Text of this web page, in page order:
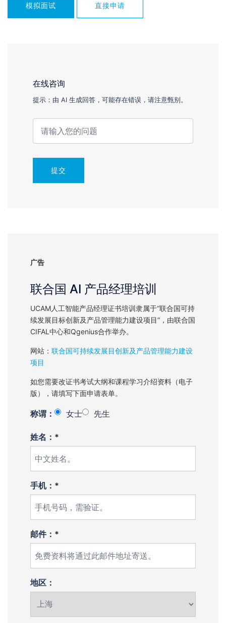
模拟面试 直接申请
在线咨询
提示：由 AI 生成回答，可能存在错误，请注意甄别。
提交
广告
联合国 AI 产品经理培训
UCAM人工智能产品经理证书培训隶属于“联合国可持
续发展目标创新及产品管理能力建设项目”，由联合国
CIFAL中心和Qgenius合作举办。
网站： 联合国可持续发展目创新及产品管理能力建设
项目
如您需要改证书考试大纲和课程学习介绍资料（电子
版），请填写下面申请表单。
称谓： 女士 先生
姓名：*
手机：*
邮件：*
地区：